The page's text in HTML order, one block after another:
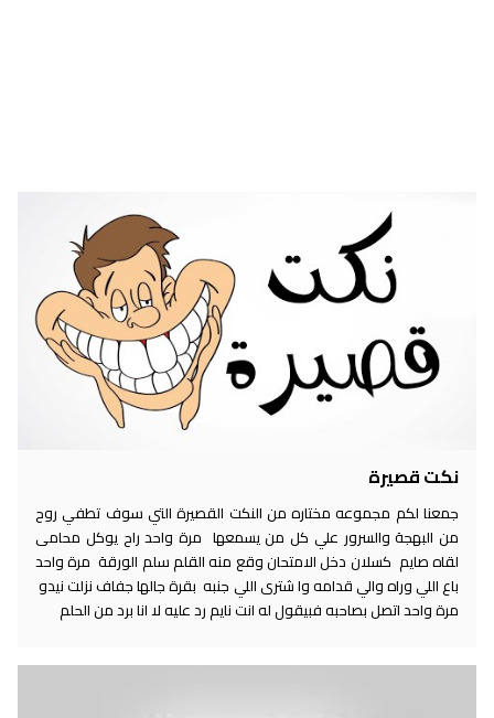
نكت قصيرة
جمعنا لكم مجموعه مختاره من النكت القصيرة التي سوف تطفي روح
من البهجة والسرور علي كل من يسمعها مرة واحد راح يوكل محامى
لقاه صايم كسلان دخل الامتحان وقع منه القلم سلم الورقة مرة واحد
باع اللي وراه والي قدامه وا شترى اللي جنبه بقرة جالها جفاف نزلت نيدو
مرة واحد اتصل بصاحبه فبيقول له انت نايم رد عليه لا انا برد من الحلم